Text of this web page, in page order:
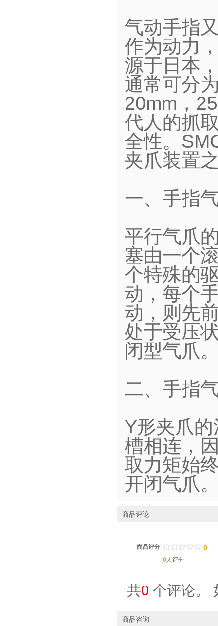
气动手指
作为动力
源于日本
通常可分
20mm，
代人的抓
全性。
夹爪装置
一、手指
平行气爪
塞由一个
个特殊的
动，每个
动，则先
处于受压
闭型气爪
二、手指
Y形夹爪
槽相连，
取力矩始
开闭气爪
商品评论
商品评分 / / / / /
. . . . . 0
0人评分
共0 个评论。
商品咨询